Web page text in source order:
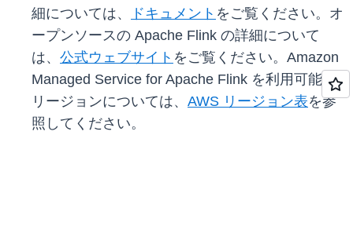
細については、
ドキュメント をご覧ください。オ
ープンソースの Apache Flink の詳細について
は、 公式ウェブサイト をご覧ください。Amazon
Managed Service for Apache Flink を利用可能な
リージョンについては、 AWS リージョン表を参
照してください。